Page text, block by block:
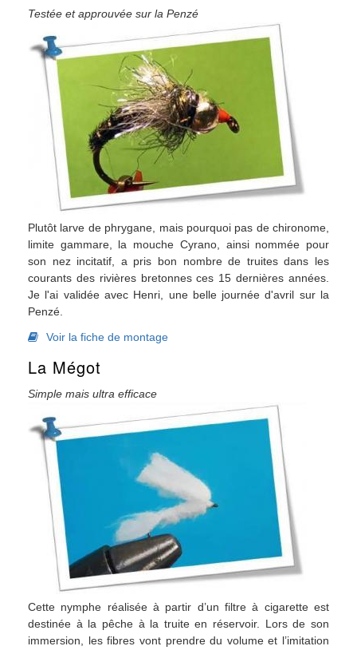
Testée et approuvée sur la Penzé
Plutôt larve de phrygane, mais pourquoi pas de chironome,
limite gammare, la mouche Cyrano, ainsi nommée pour
son nez incitatif, a pris bon nombre de truites dans les
courants des rivières bretonnes ces 15 dernières années.
Je l'ai validée avec Henri, une belle journée d'avril sur la
Penzé.
Voir la fiche de montage
La Mégot
Simple mais ultra efficace
Cette nymphe réalisée à partir d’un filtre à cigarette est
destinée à la pêche à la truite en réservoir. Lors de son
immersion, les fibres vont prendre du volume et l’imitation